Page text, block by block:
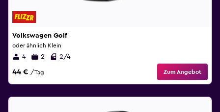
Volkswagen Golf
oder ähnlich Klein
4 2 2/4
44 € /Tag Zum Angebot